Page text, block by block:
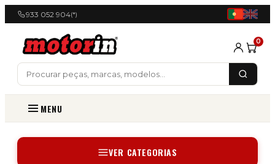
933 052 904(*)
0
MENU
VER CATEGORIAS